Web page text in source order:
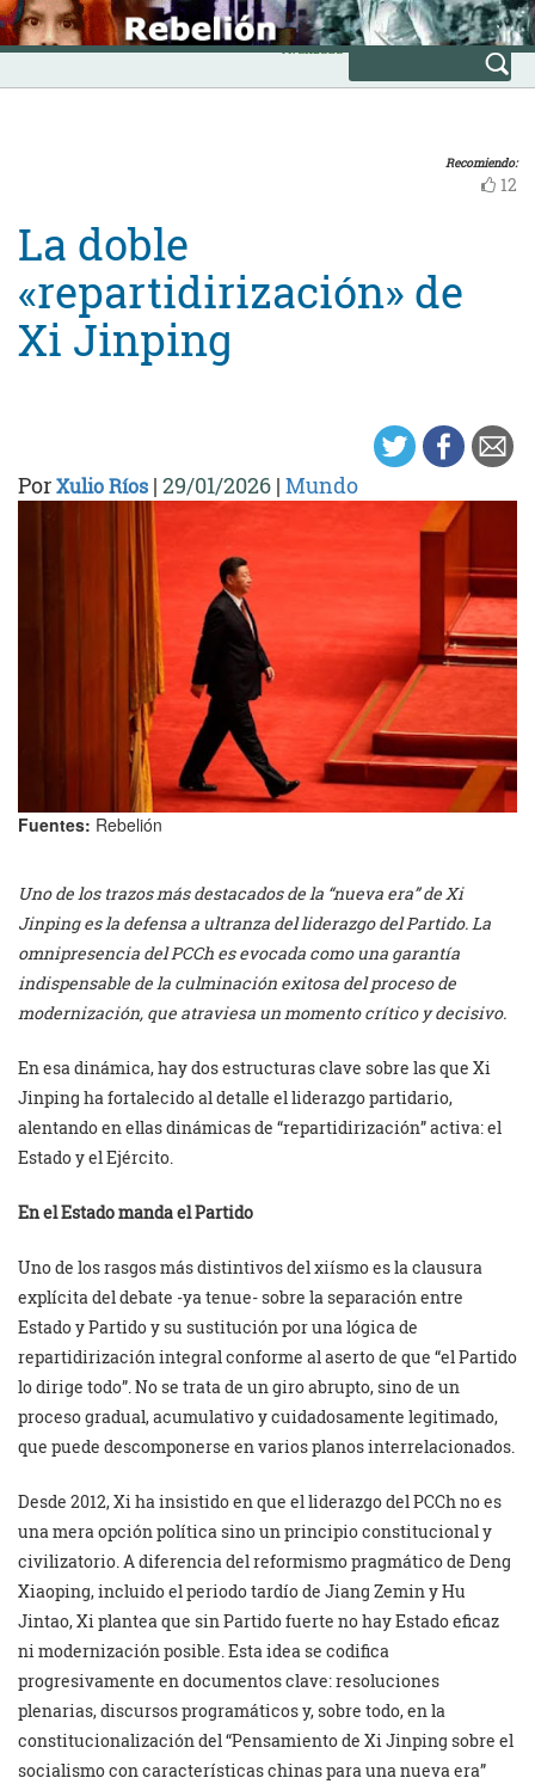
Skip
to
content
INICIO
Avanzada
Recomiendo:
12
La doble
«repartidirización» de
Xi Jinping
PorXulio Ríos | 29/01/2026 | Mundo
Fuentes: Rebelión
Uno de los trazos más destacados de la “nueva era” de Xi
Jinping es la defensa a ultranza del liderazgo del Partido. La
omnipresencia del PCCh es evocada como una garantía
indispensable de la culminación exitosa del proceso de
modernización, que atraviesa un momento crítico y decisivo.
En esa dinámica, hay dos estructuras clave sobre las que Xi
Jinping ha fortalecido al detalle el liderazgo partidario,
alentando en ellas dinámicas de “repartidirización” activa: el
Estado y el Ejército.
En el Estado manda el Partido
Uno de los rasgos más distintivos del xiísmo es la clausura
explícita del debate -ya tenue- sobre la separación entre
Estado y Partido y su sustitución por una lógica de
repartidirización integral conforme al aserto de que “el Partido
lo dirige todo”. No se trata de un giro abrupto, sino de un
proceso gradual, acumulativo y cuidadosamente legitimado,
que puede descomponerse en varios planos interrelacionados.
Desde 2012, Xi ha insistido en que el liderazgo del PCCh no es
una mera opción política sino un principio constitucional y
civilizatorio. A diferencia del reformismo pragmático de Deng
Xiaoping, incluido el periodo tardío de Jiang Zemin y Hu
Jintao, Xi plantea que sin Partido fuerte no hay Estado eficaz
ni modernización posible. Esta idea se codifica
progresivamente en documentos clave: resoluciones
plenarias, discursos programáticos y, sobre todo, en la
constitucionalización del “Pensamiento de Xi Jinping sobre el
socialismo con características chinas para una nueva era”